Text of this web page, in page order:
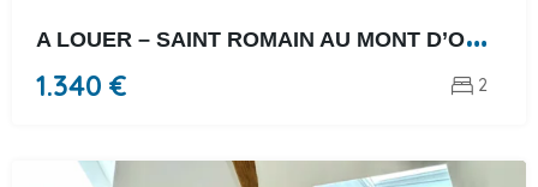
A
LOUER – SAINT ROMAIN AU MONT D’OR – T3 AVEC BALCON ET …
1.340 € 2